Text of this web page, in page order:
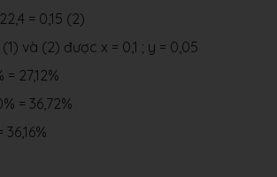
= 0,15 (2)
và (2) được x = 0,1 ; y = 0,05
27,12%
= 36,72%
36,16%